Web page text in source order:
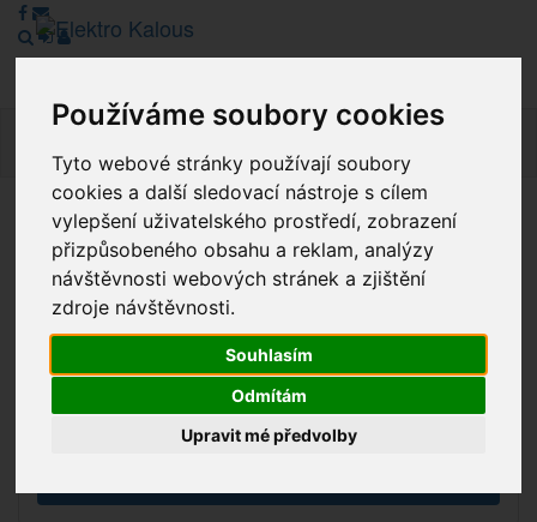
Používáme soubory cookies
Tyto webové stránky používají soubory
cookies a další sledovací nástroje s cílem
vylepšení uživatelského prostředí, zobrazení
přizpůsobeného obsahu a reklam, analýzy
návštěvnosti webových stránek a zjištění
zdroje návštěvnosti.
Souhlasím
Odmítám
Upravit mé předvolby
Vážení zákazníci, v tuto chvíli je Náš internetový obchod v
režimu Katalogu. Objednávky on-line nyní nelze vyřídit.
Děkujeme za pochopení.
Výprodej